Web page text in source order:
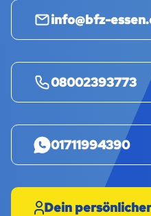
info@bfz-
08002393773
01711994390
Dein